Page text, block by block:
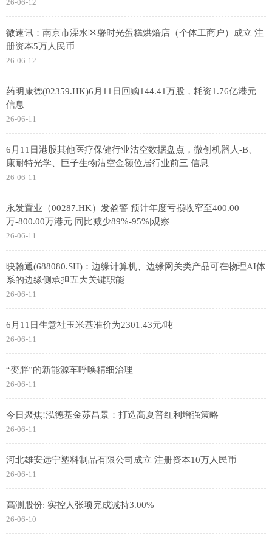
26-06-12
微速讯：南京市溧水区馨时光蛋糕烘焙店（个体工商户）成立 注
册资本5万人民币
26-06-12
药明康德(02359.HK)6月11日回购144.41万股，耗资1.76亿港元
信息
26-06-11
6月11日港股其他医疗保健行业沽空数据盘点，微创机器人-B、
康耐特光学、巨子生物沽空金额位居行业前三 信息
26-06-11
永发置业（00287.HK）发盈警 预计年度亏损收窄至400.00
万-800.00万港元 同比减少89%-95%|观察
26-06-11
映翰通(688080.SH)：边缘计算机、边缘网关类产品可在物理AI体
系的边缘侧承担五大关键职能
26-06-11
6月11日生意社玉米基准价为2301.43元/吨
26-06-11
“变胖”的新能源车呼唤精细治理
26-06-11
今日聚焦!泓德基金苏昌景：打造高夏普红利增强策略
26-06-11
河北雄安远宁塑料制品有限公司成立 注册资本10万人民币
26-06-11
高测股份: 实控人张顼完成减持3.00%
26-06-10